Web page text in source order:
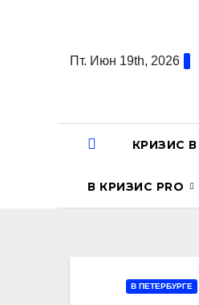
содержаниюПт. Июн 19th, 2026
КРИЗИС В
В КРИЗИС PRO
В ПЕТЕРБУРГЕ